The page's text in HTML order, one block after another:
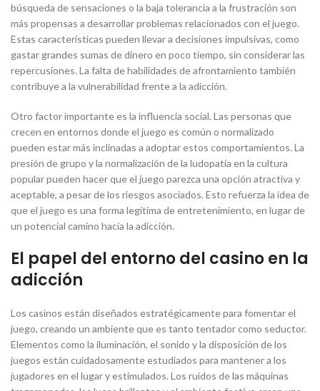
búsqueda de sensaciones o la baja tolerancia a la frustración son
más propensas a desarrollar problemas relacionados con el juego.
Estas características pueden llevar a decisiones impulsivas, como
gastar grandes sumas de dinero en poco tiempo, sin considerar las
repercusiones. La falta de habilidades de afrontamiento también
contribuye a la vulnerabilidad frente a la adicción.
Otro factor importante es la influencia social. Las personas que
crecen en entornos donde el juego es común o normalizado
pueden estar más inclinadas a adoptar estos comportamientos. La
presión de grupo y la normalización de la ludopatía en la cultura
popular pueden hacer que el juego parezca una opción atractiva y
aceptable, a pesar de los riesgos asociados. Esto refuerza la idea de
que el juego es una forma legítima de entretenimiento, en lugar de
un potencial camino hacia la adicción.
El papel del entorno del casino en la
adicción
Los casinos están diseñados estratégicamente para fomentar el
juego, creando un ambiente que es tanto tentador como seductor.
Elementos como la iluminación, el sonido y la disposición de los
juegos están cuidadosamente estudiados para mantener a los
jugadores en el lugar y estimulados. Los ruidos de las máquinas